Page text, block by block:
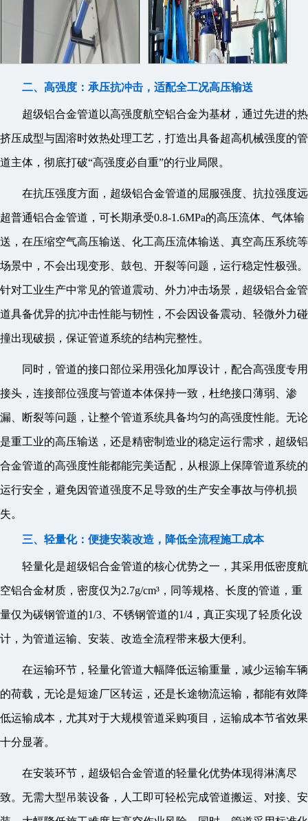
二、高强度：承压抗冲击，适配全工况高压输送
超级铝合金管道以高强度航空铝合金为基材，通过先进的热
挤压成型与固溶时效热处理工艺，打造出具备超高机械强度的管
道主体，彻底打破“高强度必自重”的行业局限。
在抗压强度方面，超级铝合金管道的屈服强度、抗拉强度远
超普通铝合金管道，可长期承受0.8-1.6MPa的高压流体、气体输
送，在压缩空气高压输送、化工高压流体输送、真空高压系统等
场景中，不会出现变形、鼓包、开裂等问题，运行稳定性极强。
针对工业生产中常见的管道震动、外力冲击场景，超级铝合金管
道具备优异的抗冲击性能与韧性，不会因设备震动、轻微外力碰
撞出现破损，保证管道系统的结构完整性。
同时，管道的接口部位采用强化加厚设计，配合高强度专用
接头，连接部位强度与管道本体保持一致，杜绝接口薄弱、渗
漏、断裂等问题，让整个管道系统具备均匀的高强度性能。无论
是重工业的高压输送，还是精密制造业的稳定运行需求，超级铝
合金管道的高强度性能都能完美适配，从根源上保障管道系统的
运行安全，避免因管道强度不足导致的生产安全事故与停机损
失。
三、轻量化：便捷安装改造，降低全流程施工成本
轻量化是超级铝合金管道的核心优势之一，其采用低密度航
空铝合金材质，密度仅为2.7g/cm³，同等规格、长度的管道，重
量仅为碳钢管道的1/3、不锈钢管道的1/4，真正实现了轻质化设
计，为管道运输、安装、改造全流程带来极大便利。
在运输环节，轻量化管道大幅降低运输重量，减少运输车辆
的荷载，无论是短途厂区转运，还是长途物流运输，都能有效降
低运输成本，尤其对于大规模管道采购项目，运输成本节省效果
十分显著。
在安装环节，超级铝合金管道的轻量化优势体现得淋漓尽
致。无需大型吊装设备，人工即可轻松完成管道搬运、对接、安